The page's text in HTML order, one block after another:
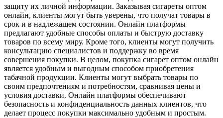
защиту их личной информации. Заказывая сигареты оптом
онлайн, клиенты могут быть уверены, что получат товары в
срок и в надлежащем состоянии. Онлайн платформы
предлагают удобные способы оплаты и быструю доставку
товаров по всему миру. Кроме того, клиенты могут получить
консультацию специалистов и поддержку во время
совершения покупки. В целом, покупка сигарет оптом онлайн
является удобным и выгодным способом приобретения
табачной продукции. Клиенты могут выбрать товары по
своим предпочтениям и потребностям, сравнивая цены и
условия доставки. Онлайн платформы обеспечивают
безопасность и конфиденциальность данных клиентов, что
делает процесс покупки максимально удобным и простым.